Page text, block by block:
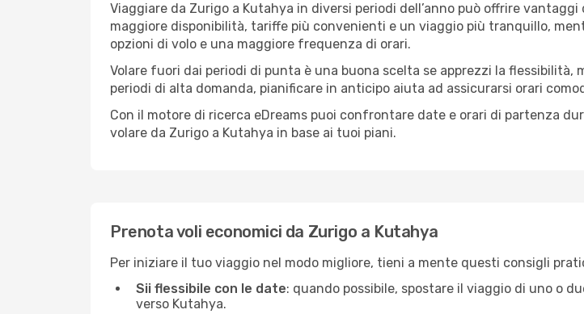
Viaggiare da Zurigo a Kutahya in diversi periodi dell’anno può offrire
maggiore disponibilità, tariffe più convenienti e un viaggio più tranquillo,
opzioni di volo e una maggiore frequenza di orari.
Volare fuori dai periodi di punta è una buona scelta se apprezzi la
periodi di alta domanda, pianificare in anticipo aiuta ad assicurarsi orari
Con il motore di ricerca eDreams puoi confrontare date e orari di partenza
volare da Zurigo a Kutahya in base ai tuoi piani.
Prenota voli economici da Zurigo a Kutahya
Per iniziare il tuo viaggio nel modo migliore, tieni a mente questi consigli
Sii flessibile con le date: quando possibile, spostare il viaggio di uno o
verso Kutahya.